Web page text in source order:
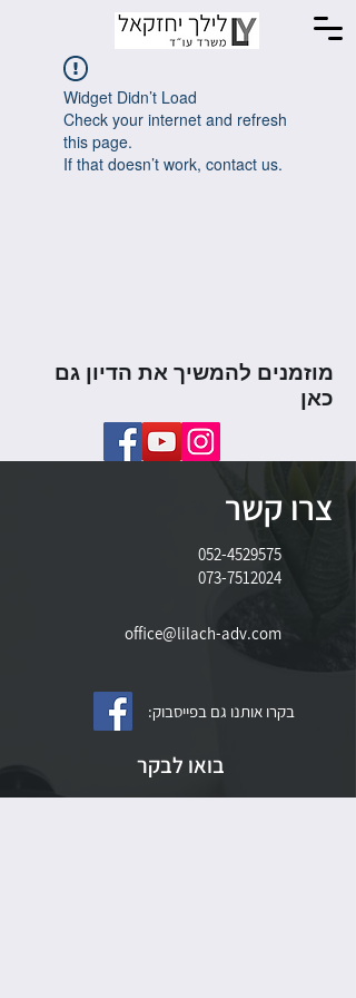
Widget Didn’t Load
Check your internet and refresh
this page.
If that doesn’t work, contact us.
מוזמנים להמשיך את הדיון גם
כאן
צרו קשר
052-4529575
073-7512024
office@lilach-adv.com
בקרו אותנו גם בפייסבוק:
בואו לבקר